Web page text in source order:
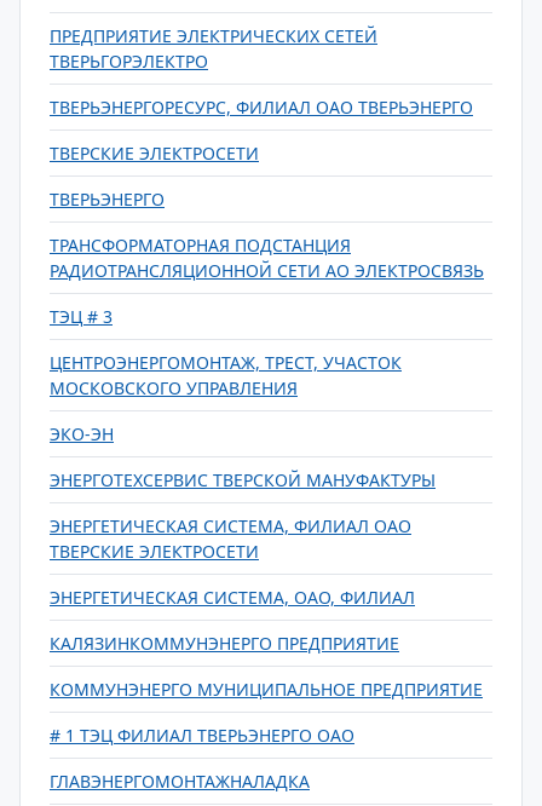
ПРЕДПРИЯТИЕ ЭЛЕКТРИЧЕСКИХ СЕТЕЙ
ТВЕРЬГОРЭЛЕКТРО
ТВЕРЬЭНЕРГОРЕСУРС, ФИЛИАЛ ОАО ТВЕРЬЭНЕРГО
ТВЕРСКИЕ ЭЛЕКТРОСЕТИ
ТВЕРЬЭНЕРГО
ТРАНСФОРМАТОРНАЯ ПОДСТАНЦИЯ
РАДИОТРАНСЛЯЦИОННОЙ СЕТИ АО ЭЛЕКТРОСВЯЗЬ
ТЭЦ # 3
ЦЕНТРОЭНЕРГОМОНТАЖ, ТРЕСТ, УЧАСТОК
МОСКОВСКОГО УПРАВЛЕНИЯ
ЭКО-ЭН
ЭНЕРГОТЕХСЕРВИС ТВЕРСКОЙ МАНУФАКТУРЫ
ЭНЕРГЕТИЧЕСКАЯ СИСТЕМА, ФИЛИАЛ ОАО
ТВЕРСКИЕ ЭЛЕКТРОСЕТИ
ЭНЕРГЕТИЧЕСКАЯ СИСТЕМА, ОАО, ФИЛИАЛ
КАЛЯЗИНКОММУНЭНЕРГО ПРЕДПРИЯТИЕ
КОММУНЭНЕРГО МУНИЦИПАЛЬНОЕ ПРЕДПРИЯТИЕ
# 1 ТЭЦ ФИЛИАЛ ТВЕРЬЭНЕРГО ОАО
ГЛАВЭНЕРГОМОНТАЖНАЛАДКА